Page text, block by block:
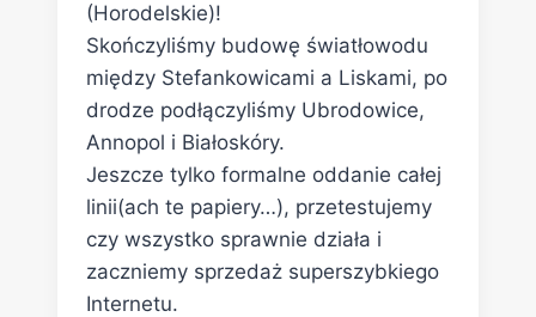
(Horodelskie)!
Skończyliśmy budowę światłowodu
między Stefankowicami a Liskami, po
drodze podłączyliśmy Ubrodowice,
Annopol i Białoskóry.
Jeszcze tylko formalne oddanie całej
linii(ach te papiery…), przetestujemy
czy wszystko sprawnie działa i
zaczniemy sprzedaż superszybkiego
Internetu.